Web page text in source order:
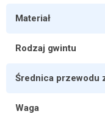
Materiał
Rodzaj gwintu
Średnica przewodu
Waga